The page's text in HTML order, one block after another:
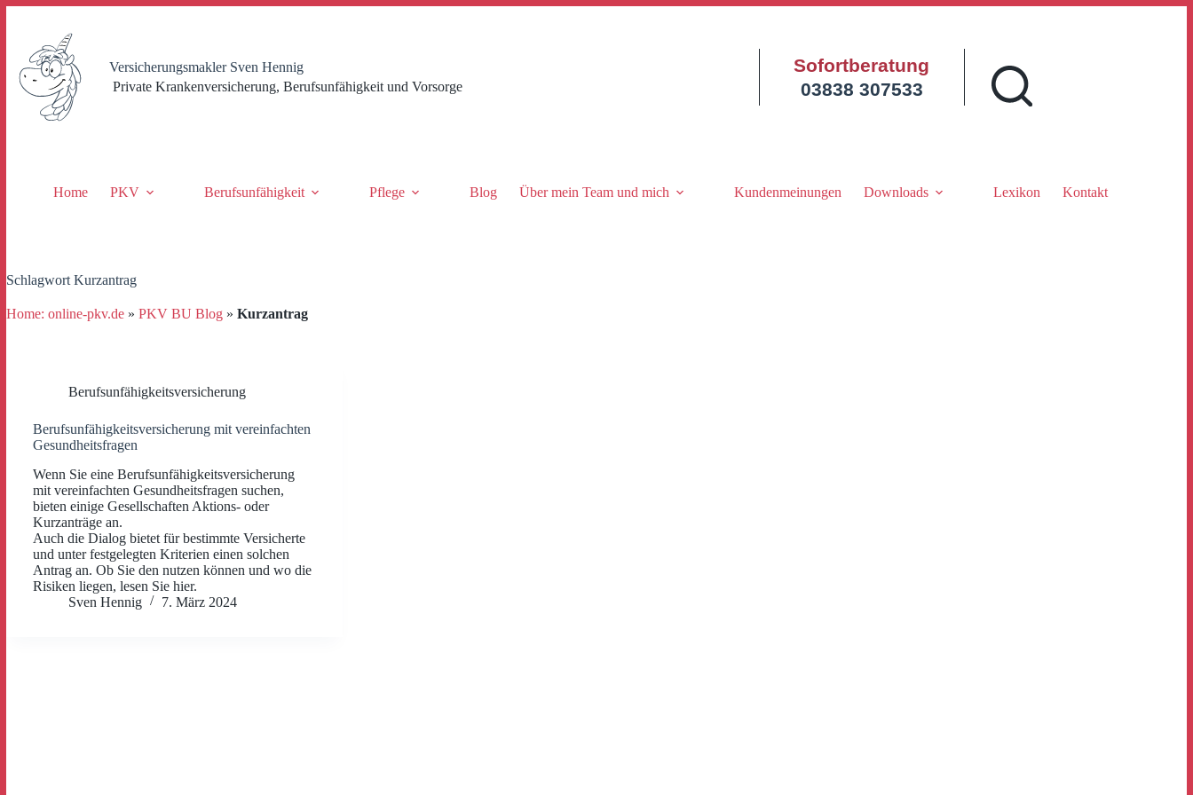
springen
Versicherungsmakler Sven Hennig
Private Krankenversicherung, Berufsunfähigkeit und Vorsorge
Sofortberatung
03838 307533
Home PKV Berufsunfähigkeit Pflege Blog Über mein Team und mich Kundenmeinungen Downloads Lexikon Kontakt
Schlagwort Kurzantrag
Home: online-pkv.de » PKV BU Blog » Kurzantrag
Berufsunfähigkeitsversicherung
Berufsunfähigkeitsversicherung mit vereinfachten
Gesundheitsfragen
Wenn Sie eine Berufsunfähigkeitsversicherung
mit vereinfachten Gesundheitsfragen suchen,
bieten einige Gesellschaften Aktions- oder
Kurzanträge an.
Auch die Dialog bietet für bestimmte Versicherte
und unter festgelegten Kriterien einen solchen
Antrag an. Ob Sie den nutzen können und wo die
Risiken liegen, lesen Sie hier.
Sven Hennig
7. März 2024